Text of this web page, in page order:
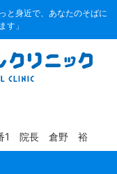
と身近で、あなたのそばに
す」
1 院長 倉野 裕